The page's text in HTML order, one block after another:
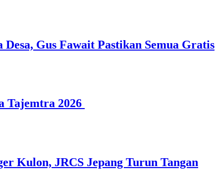
Gus Fawait Pastikan Semua Gratis
Tajemtra 2026
Kulon, JRCS Jepang Turun Tangan